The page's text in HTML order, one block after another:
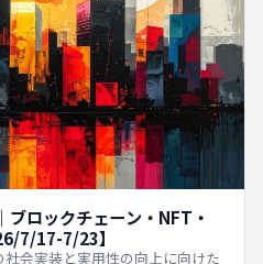
ロックチェーン・NFT・
7/17-7/23】
会実装と実用性の向上に向けた